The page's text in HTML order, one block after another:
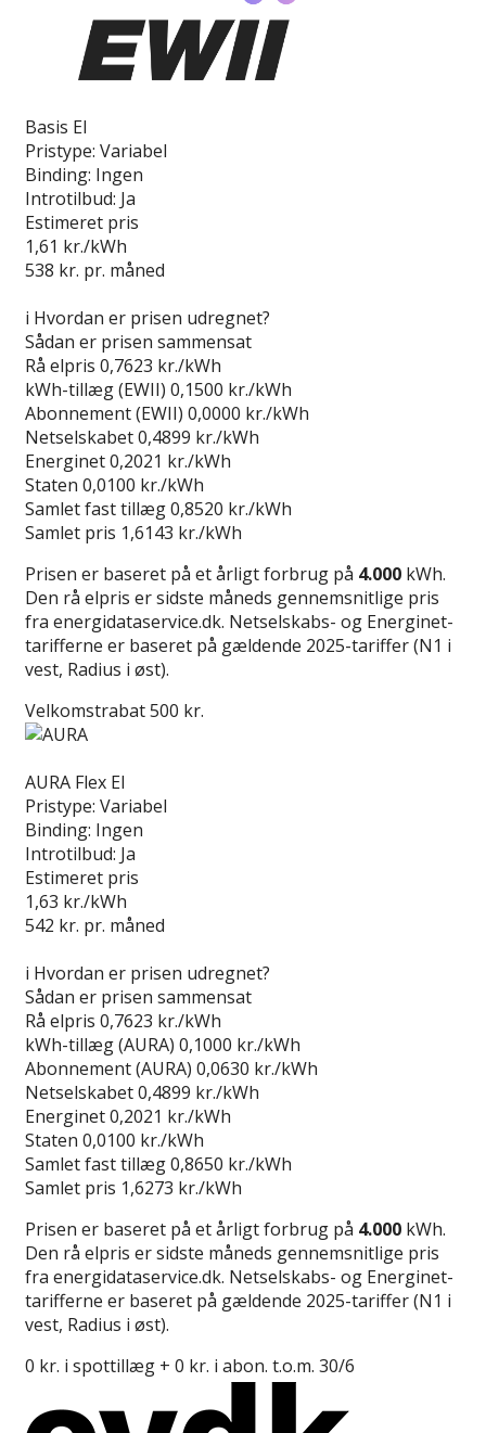
Basis El
Pristype: Variabel
Binding: Ingen
Introtilbud: Ja
Estimeret pris
1,61 kr./kWh
538 kr. pr. måned
i Hvordan er prisen udregnet?
Sådan er prisen sammensat
Rå elpris 0,7623 kr./kWh
kWh-tillæg (EWII) 0,1500 kr./kWh
Abonnement (EWII) 0,0000 kr./kWh
Netselskabet0,4899 kr./kWh
Energinet0,2021 kr./kWh
Staten 0,0100 kr./kWh
Samlet fast tillæg0,8520 kr./kWh
Samlet pris 1,6143 kr./kWh
Prisen er baseret på et årligt forbrug på 4.000 kWh.
Den rå elpris er sidste måneds gennemsnitlige pris
fra energidataservice.dk. Netselskabs- og Energinet-
tarifferne er baseret på gældende 2025-tariffer (N1 i
vest, Radius i øst).
Velkomstrabat 500 kr.
AURA Flex El
Pristype: Variabel
Binding: Ingen
Introtilbud: Ja
Estimeret pris
1,63 kr./kWh
542 kr. pr. måned
i Hvordan er prisen udregnet?
Sådan er prisen sammensat
Rå elpris 0,7623 kr./kWh
kWh-tillæg (AURA) 0,1000 kr./kWh
Abonnement (AURA) 0,0630 kr./kWh
Netselskabet0,4899 kr./kWh
Energinet0,2021 kr./kWh
Staten 0,0100 kr./kWh
Samlet fast tillæg0,8650 kr./kWh
Samlet pris 1,6273 kr./kWh
Prisen er baseret på et årligt forbrug på 4.000 kWh.
Den rå elpris er sidste måneds gennemsnitlige pris
fra energidataservice.dk. Netselskabs- og Energinet-
tarifferne er baseret på gældende 2025-tariffer (N1 i
vest, Radius i øst).
0 kr. i spottillæg + 0 kr. i abon. t.o.m. 30/6